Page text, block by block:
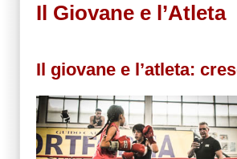
Il Giovane e l’Atleta
Il giovane e l’atleta: